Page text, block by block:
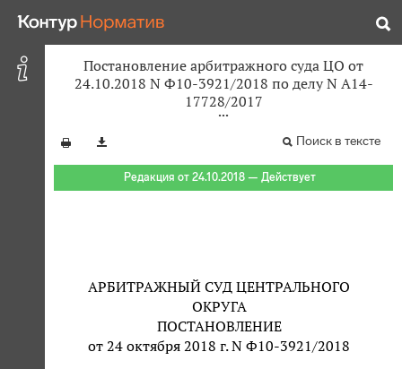
Постановление арбитражного суда ЦО от
24.10.2018 N Ф10-3921/2018 по делу N А14-
17728/2017
Поиск в тексте
Редакция от 24.10.2018 — Действует
АРБИТРАЖНЫЙ СУД ЦЕНТРАЛЬНОГО
ОКРУГА
ПОСТАНОВЛЕНИЕ
от 24 октября 2018 г. N Ф10-3921/2018